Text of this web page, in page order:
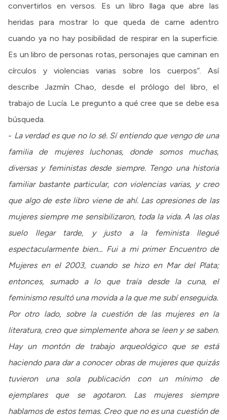
convertirlos en versos. Es un libro llaga que abre las
heridas para mostrar lo que queda de carne adentro
cuando ya no hay posibilidad de respirar en la superficie.
Es un libro de personas rotas, personajes que caminan en
círculos y violencias varias sobre los cuerpos”. Así
describe Jazmín Chao, desde el prólogo del libro, el
trabajo de Lucía. Le pregunto a qué cree que se debe esa
búsqueda.
- La verdad es que no lo sé. Sí entiendo que vengo de una
familia de mujeres luchonas, donde somos muchas,
diversas y feministas desde siempre. Tengo una historia
familiar bastante particular, con violencias varias, y creo
que algo de este libro viene de ahí. Las opresiones de las
mujeres siempre me sensibilizaron, toda la vida. A las olas
suelo llegar tarde, y justo a la feminista llegué
espectacularmente bien… Fui a mi primer Encuentro de
Mujeres en el 2003, cuando se hizo en Mar del Plata;
entonces, sumado a lo que traía desde la cuna, el
feminismo resultó una movida a la que me subí enseguida.
Por otro lado, sobre la cuestión de las mujeres en la
literatura, creo que simplemente ahora se leen y se saben.
Hay un montón de trabajo arqueológico que se está
haciendo para dar a conocer obras de mujeres que quizás
tuvieron una sola publicación con un mínimo de
ejemplares que se agotaron. Las mujeres siempre
hablamos de estos temas. Creo que no es una cuestión de